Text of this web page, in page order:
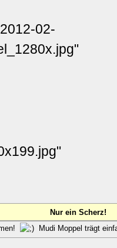
Nur ein Scherz!
Mudi Moppel trägt